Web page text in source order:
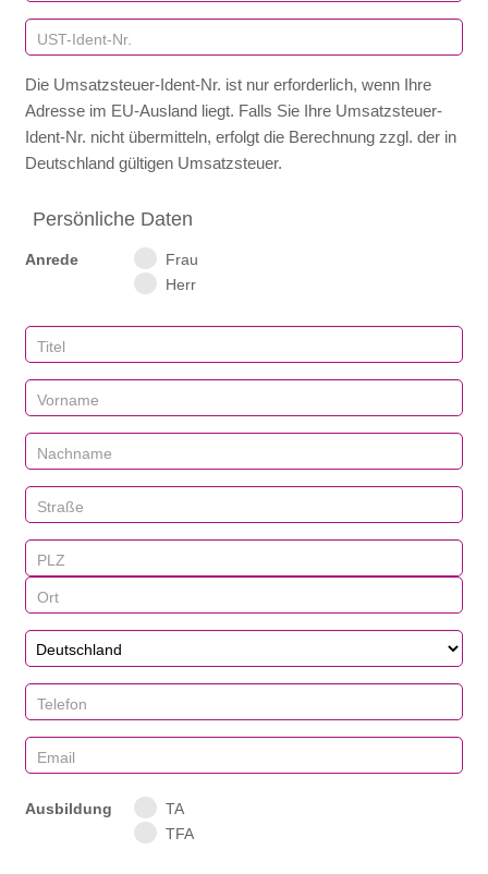
Die Umsatzsteuer-Ident‑Nr. ist nur erforderlich, wenn Ihre
Adresse im EU‑Ausland liegt. Falls Sie Ihre Umsatzsteuer-
Ident‑Nr. nicht übermitteln, erfolgt die Berechnung zzgl. der in
Deutschland gültigen Umsatzsteuer.
Persönliche Daten
Anrede
Frau
Herr
Ausbildung
TA
TFA